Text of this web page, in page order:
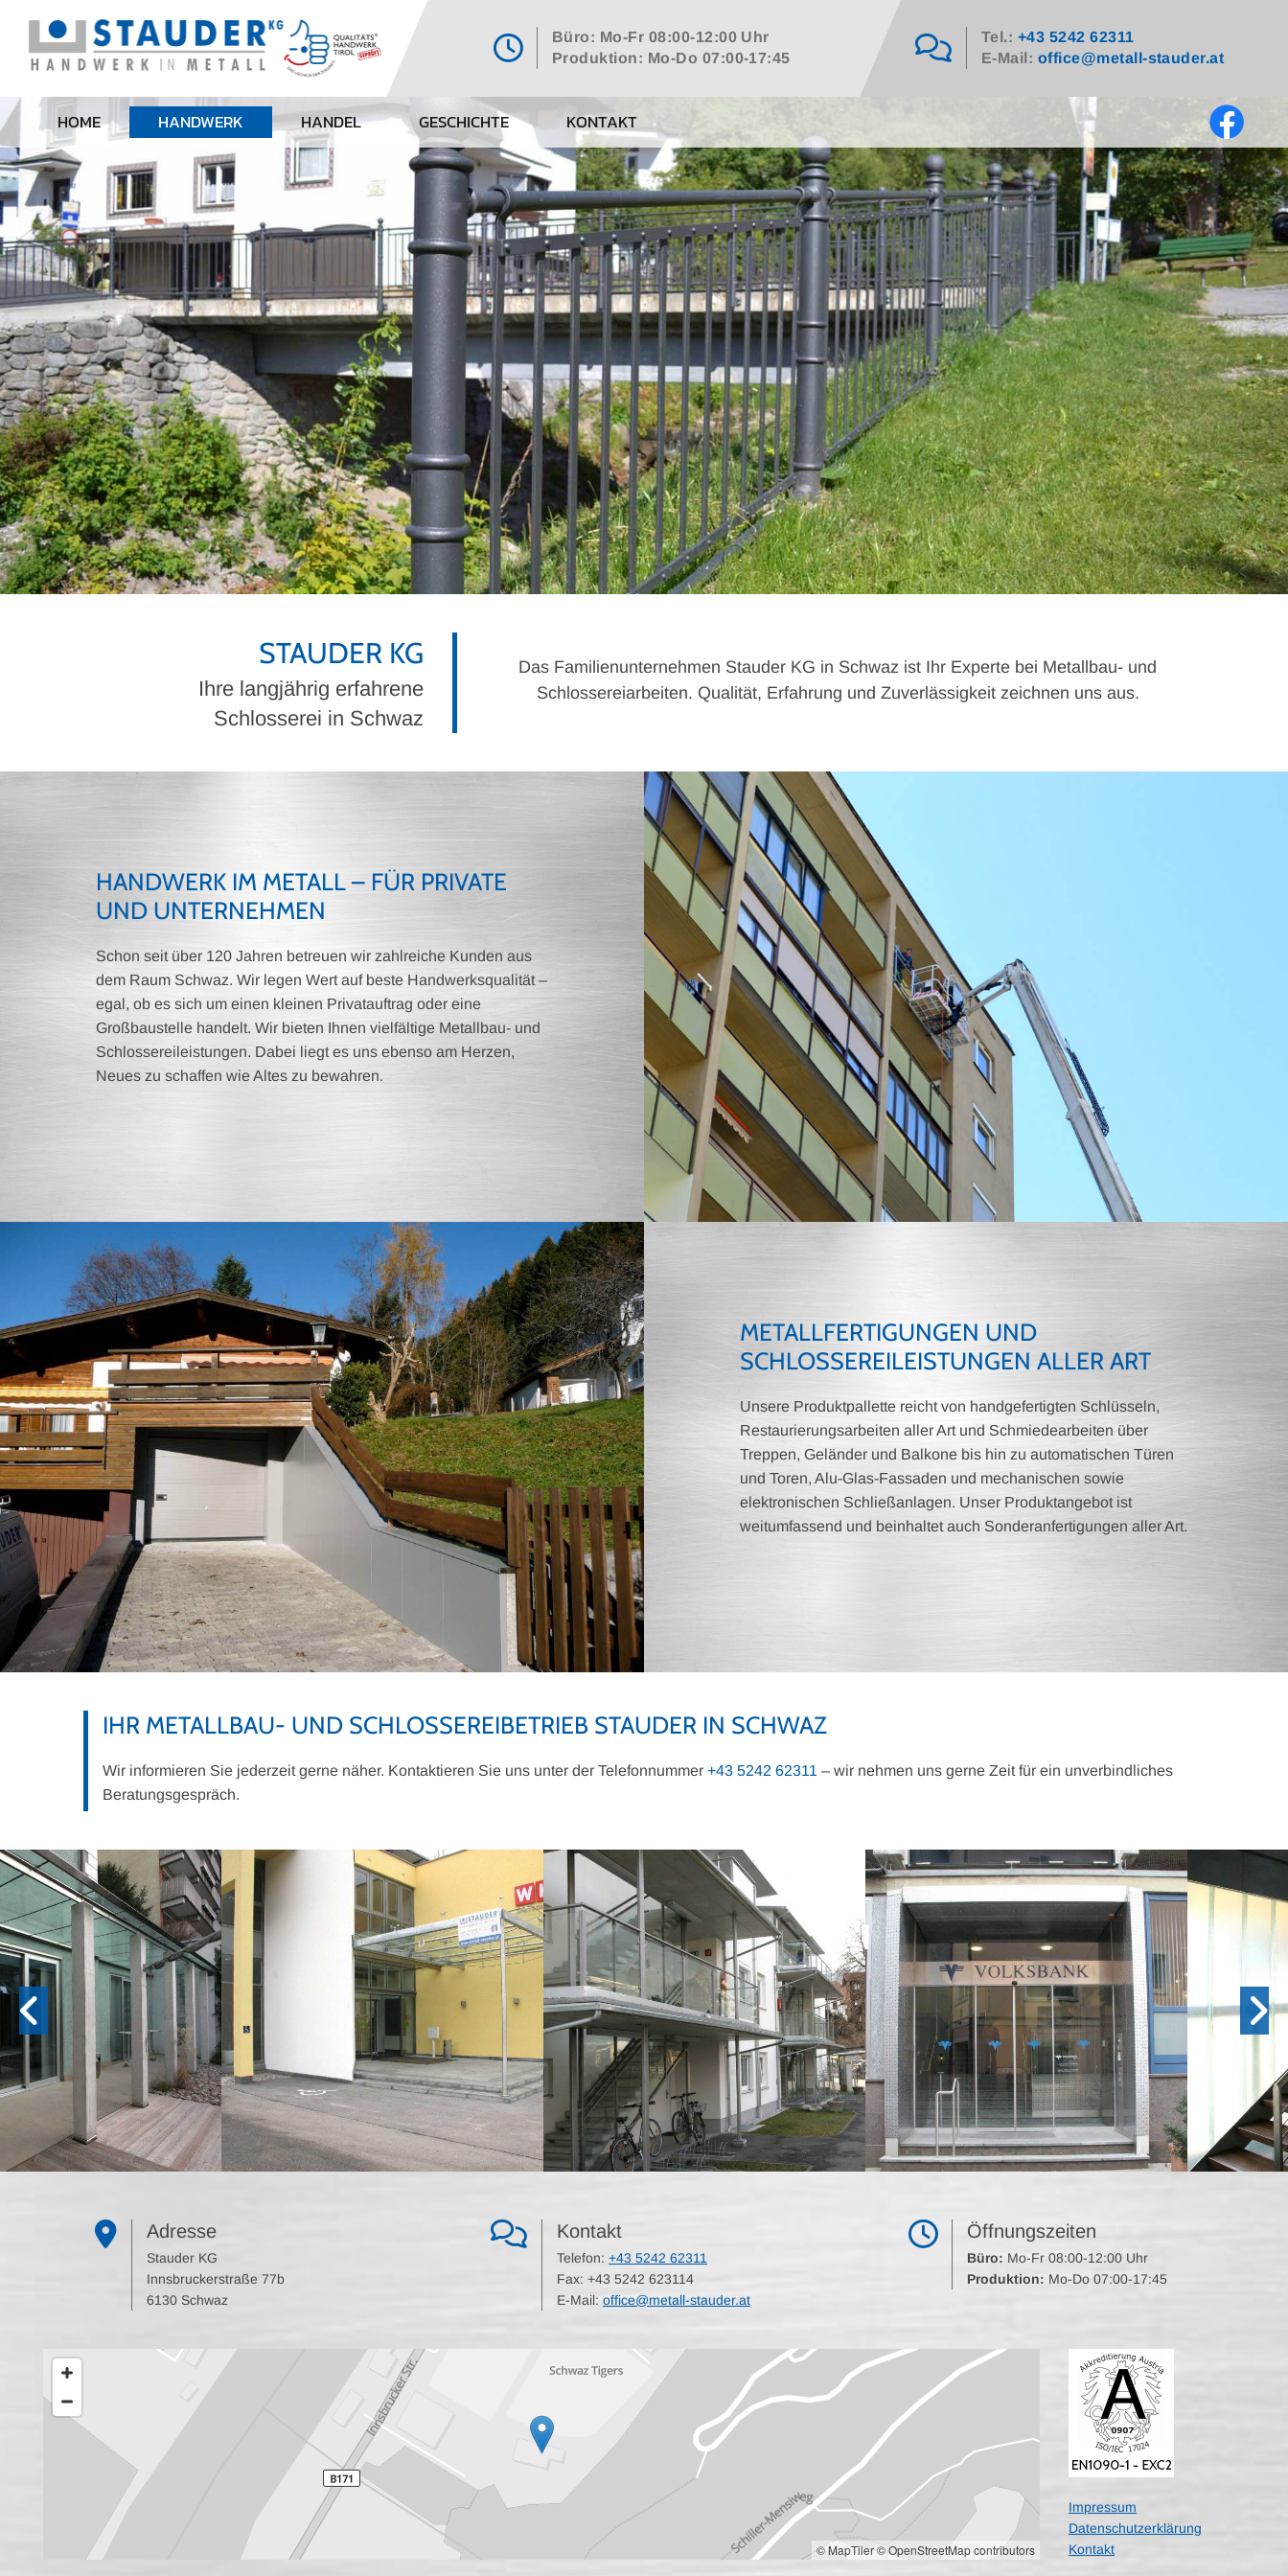

Büro: Mo-Fr 08:00-12:00 Uhr
Produktion: Mo-Do 07:00-17:45
 Tel.: +43 5242 62311
E-Mail: office@metall-stauder.at
HOME HANDWERK HANDEL GESCHICHTE KONTAKT
STAUDER KG
Ihre langjährig erfahrene
Schlosserei in Schwaz
Das Familienunternehmen Stauder KG in Schwaz ist Ihr Experte bei Metallbau- und
Schlossereiarbeiten. Qualität, Erfahrung und Zuverlässigkeit zeichnen uns aus.
HANDWERK IM METALL – FÜR PRIVATE
UND UNTERNEHMEN
Schon seit über 120 Jahren betreuen wir zahlreiche Kunden aus
dem Raum Schwaz. Wir legen Wert auf beste Handwerksqualität –
egal, ob es sich um einen kleinen Privatauftrag oder eine
Großbaustelle handelt. Wir bieten Ihnen vielfältige Metallbau- und
Schlossereileistungen. Dabei liegt es uns ebenso am Herzen,
Neues zu schaffen wie Altes zu bewahren.
METALLFERTIGUNGEN UND
SCHLOSSEREILEISTUNGEN ALLER ART
Unsere Produktpallette reicht von handgefertigten Schlüsseln,
Restaurierungsarbeiten aller Art und Schmiedearbeiten über
Treppen, Geländer und Balkone bis hin zu automatischen Türen
und Toren, Alu-Glas-Fassaden und mechanischen sowie
elektronischen Schließanlagen. Unser Produktangebot ist
weitumfassend und beinhaltet auch Sonderanfertigungen aller Art.
IHR METALLBAU- UND SCHLOSSEREIBETRIEB STAUDER IN SCHWAZ
Wir informieren Sie jederzeit gerne näher. Kontaktieren Sie uns unter der Telefonnummer +43 5242 62311 – wir nehmen uns gerne Zeit für ein unverbindliches
Beratungsgespräch.
 Adresse
Stauder KG
Innsbruckerstraße 77b
6130 Schwaz
 Kontakt
Telefon: +43 5242 62311
Fax: +43 5242 623114
E-Mail: office@metall-stauder.at
 Öffnungszeiten
Büro: Mo-Fr 08:00-12:00 Uhr
Produktion: Mo-Do 07:00-17:45
© MapTiler© OpenStreetMap contributors
Impressum
Datenschutzerklärung
Kontakt